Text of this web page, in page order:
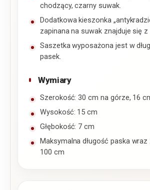
chodzący, czarny suwak.
Dodatkowa kieszonka
zapinana na suwak znajduje się z
Saszetka wyposażona jest w
pasek.
Wymiary
Szerokość: 30 cm na górze, 16
Wysokość: 15 cm
Głębokość: 7 cm
Maksymalna długość paska
100 cm